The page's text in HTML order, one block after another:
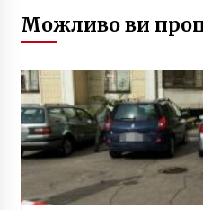
Можливо ви